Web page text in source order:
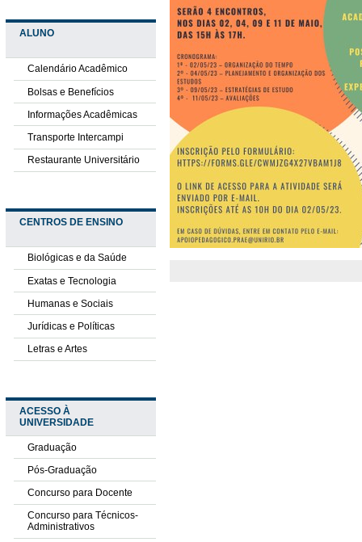
ALUNO
Calendário Acadêmico
Bolsas e Benefícios
Informações Acadêmicas
Transporte Intercampi
Restaurante Universitário
CENTROS DE ENSINO
Biológicas e da Saúde
Exatas e Tecnologia
Humanas e Sociais
Jurídicas e Políticas
Letras e Artes
ACESSO À
UNIVERSIDADE
Graduação
Pós-Graduação
Concurso para Docente
Concurso para Técnicos-
Administrativos